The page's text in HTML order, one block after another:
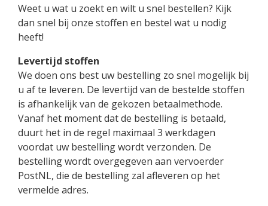
Weet u wat u zoekt en wilt u snel bestellen? Kijk
dan snel bij onze stoffen en bestel wat u nodig
heeft!
Levertijd stoffen
We doen ons best uw bestelling zo snel mogelijk bij
u af te leveren. De levertijd van de bestelde stoffen
is afhankelijk van de gekozen betaalmethode.
Vanaf het moment dat de bestelling is betaald,
duurt het in de regel maximaal 3 werkdagen
voordat uw bestelling wordt verzonden. De
bestelling wordt overgegeven aan vervoerder
PostNL, die de bestelling zal afleveren op het
vermelde adres.